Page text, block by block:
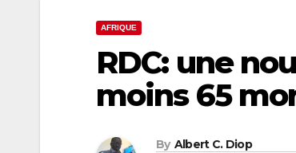
AFRIQUE
RDC: une
moins 65
By Albert C. Diop